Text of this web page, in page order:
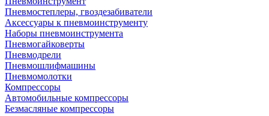
Пневмостеплеры, гвоздезабиватели
Аксессуары к пневмоинструменту
Наборы пневмоинструмента
Пневмогайковерты
Пневмодрели
Пневмошлифмашины
Пневмомолотки
Компрессоры
Автомобильные компрессоры
Безмасляные компрессоры